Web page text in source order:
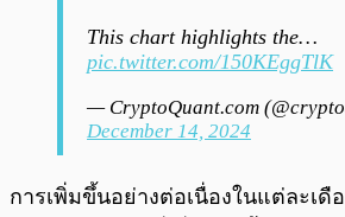
This chart highlights the…
pic.twitter.com/150KEggTlK
— CryptoQuant.com
December 14, 2024
การเพิ่มขึ้นอย่างต่อเนื่องในแต่ละเดื